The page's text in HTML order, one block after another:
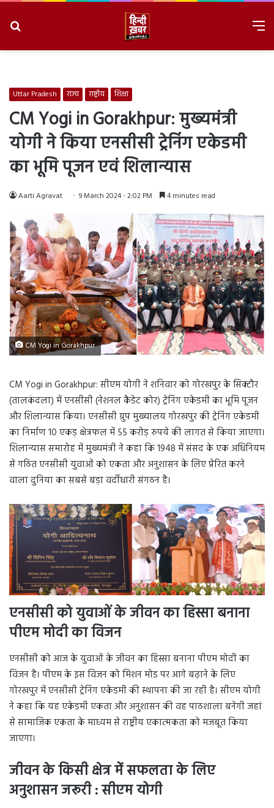
Uttar Pradesh राज्य राष्ट्रीय शिक्षा
CM Yogi in Gorakhpur: मुख्यमंत्री
योगी ने किया एनसीसी ट्रेनिंग एकेडमी
का भूमि पूजन एवं शिलान्यास
Aarti Agravat 9 March 2024 - 2:02 PM 4 minutes read
CM Yogi in Gorakhpur
CM Yogi in Gorakhpur: सीएम योगी ने शनिवार को गोरखपुर के सिक्टौर
(तालकंदला) में एनसीसी (नेशनल कैडेट कोर) ट्रेनिंग एकेडमी का भूमि पूजन
और शिलान्यास किया। एनसीसी ग्रुप मुख्यालय गोरखपुर की ट्रेनिंग एकेडमी
का निर्माण 10 एकड़ क्षेत्रफल में 55 करोड़ रुपये की लागत से किया जाएगा।
शिलान्यास समारोह में मुख्यमंत्री ने कहा कि 1948 में संसद के एक अधिनियम
से गठित एनसीसी युवाओं को एकता और अनुशासन के लिए प्रेरित करने
वाला दुनिया का सबसे बड़ा वर्दीधारी संगठन है।
एनसीसी को युवाओं के जीवन का हिस्सा बनाना
पीएम मोदी का विजन
एनसीसी को आज के युवाओं के जीवन का हिस्सा बनाना पीएम मोदी का
विजन है। पीएम के इस विजन को मिशन मोड पर आगे बढ़ाने के लिए
गोरखपुर में एनसीसी ट्रेनिंग एकेडमी की स्थापना की जा रही है। सीएम योगी
ने कहा कि यह एकेडमी एकता और अनुशासन की वह पाठशाला बनेगी जहां
से सामाजिक एकता के माध्यम से राष्ट्रीय एकात्मकता को मजबूत किया
जाएगा।
जीवन के किसी क्षेत्र में सफलता के लिए
अनुशासन जरूरी : सीएम योगी